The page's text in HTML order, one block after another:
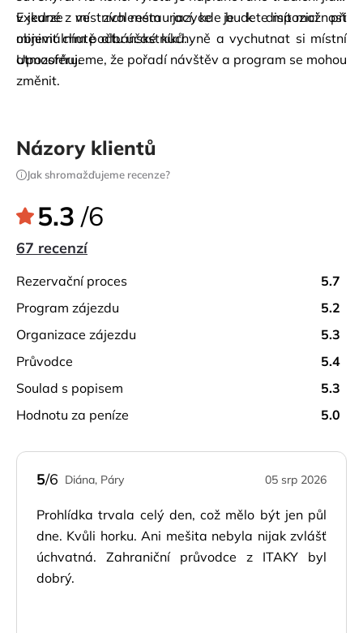
v jedné z místních restaurací, kde budete mít možnost
objevit chutě albánské kuchyně a vychutnat si místní
atmosféru.
Exkurze ve zvoleném jazyce je k dispozici při
minimálním počtu účastníků.
Upozorňujeme, že pořadí návštěv a program se mohou
změnit.
Názory klientů
Jak shromažďujeme recenze?
5.3 /6
67 recenzí
rezervační proces
5.7
program zájezdu
5.2
organizace zájezdu
5.3
průvodce
5.4
soulad s popisem
5.3
hodnotu za peníze
5.0
5/6 Diána, Páry 05 srp 2026
Prohlídka trvala celý den, což mělo být jen půl
dne. Kvůli horku. Ani mešita nebyla nijak zvlášť
úchvatná. Zahraniční průvodce z ITAKY byl
dobrý.